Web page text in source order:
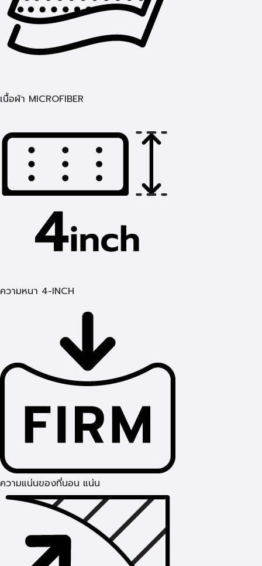
เนื้อผ้า MICROFIBER
ความหนา 4-INCH
ความแน่นของที่นอน แน่น